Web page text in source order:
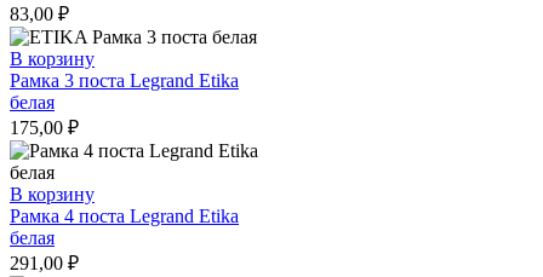
83,00 ₽
В корзину
Рамка 3 поста Legrand Etika
белая
175,00 ₽
В корзину
Рамка 4 поста Legrand Etika
белая
291,00 ₽